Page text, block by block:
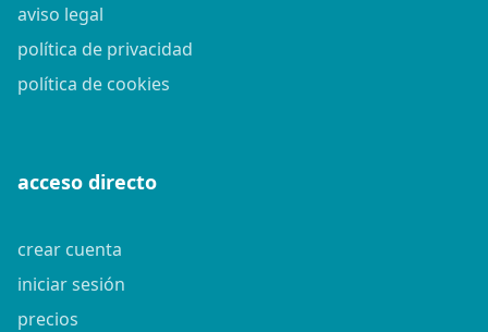
aviso legal
política de privacidad
política de cookies
acceso directo
crear cuenta
iniciar sesión
precios